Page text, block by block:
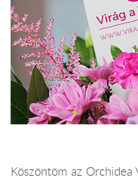
Köszöntöm az